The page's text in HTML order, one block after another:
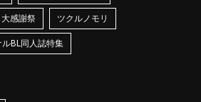
大感謝祭 ツクルノモリ
ルBL同人誌特集